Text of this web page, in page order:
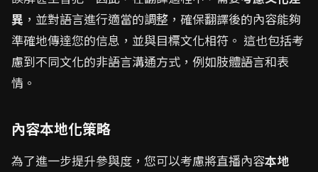
異 ，並對語言進行適當的調整，確保翻譯後的內容能夠
準確地傳達您的信息，並與目標文化相符。 這也包括考
慮到不同文化的非語言溝通方式，例如肢體語言和表
情。
內容本地化策略
為了進一步提升參與度，您可以考慮將直播內容本地